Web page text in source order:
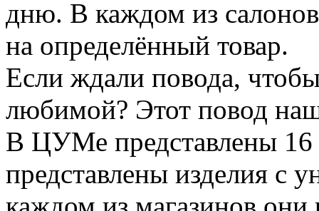
дню. В каждом из салонов
на определённый товар.
Если ждали повода,
любимой? Этот повод
В ЦУМе представлены 16
представлены изделия с